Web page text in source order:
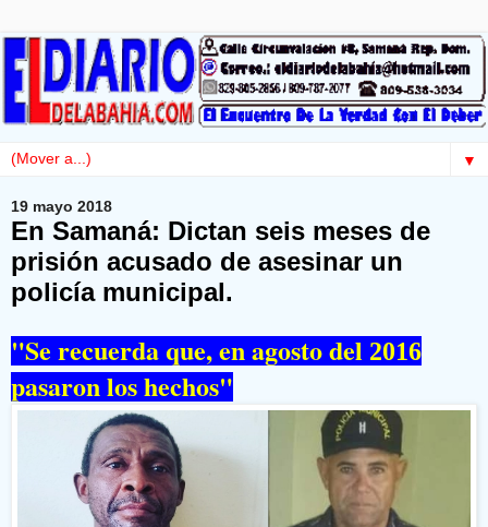
▼
19 mayo 2018
En Samaná: Dictan seis meses de
prisión acusado de asesinar un
policía municipal.
"Se recuerda que, en agosto del 2016
pasaron los hechos"